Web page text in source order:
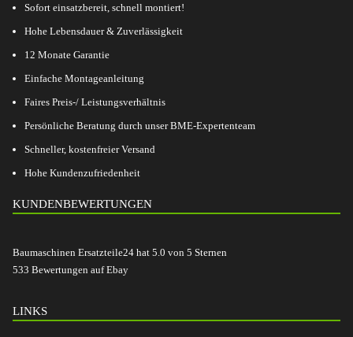
Sofort einsatzbereit, schnell montiert!
Hohe Lebensdauer & Zuverlässigkeit
12 Monate Garantie
Einfache Montageanleitung
Faires Preis-/ Leistungsverhältnis
Persönliche Beratung durch unser BME-Expertenteam
Schneller, kostenfreier Versand
Hohe Kundenzufriedenheit
KUNDENBEWERTUNGEN
Baumaschinen Ersatzteile24 hat 5.0 von 5 Sternen
533 Bewertungen auf Ebay
LINKS